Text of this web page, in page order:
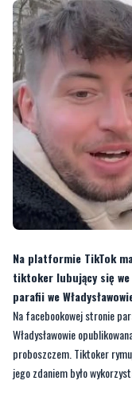
Na platformie TikTok
tiktoker lubujący się we
Na facebookowej stronie
Władysławowie
proboszczem. Tiktoker
jego zdaniem było